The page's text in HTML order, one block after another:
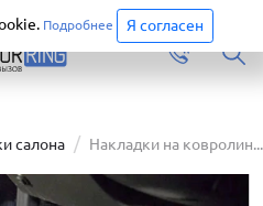
Перейти
салона Накладки на ковролин...
Подробнее Я согласен